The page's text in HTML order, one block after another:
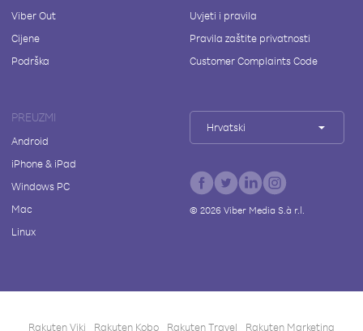
Viber Out
Cijene
Podrška
Uvjeti i pravila
Pravila zaštite privatnosti
Customer Complaints Code
PREUZMI
Android
iPhone & iPad
Windows PC
Mac
Linux
Hrvatski
© 2026Viber Media S.à r.l.
Rakuten Viki Rakuten Kobo Rakuten Travel Rakuten Marketing